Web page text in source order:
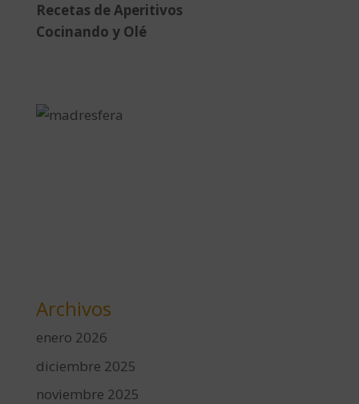
Recetas de Aperitivos
Cocinando y Olé
Archivos
enero 2026
diciembre 2025
noviembre 2025